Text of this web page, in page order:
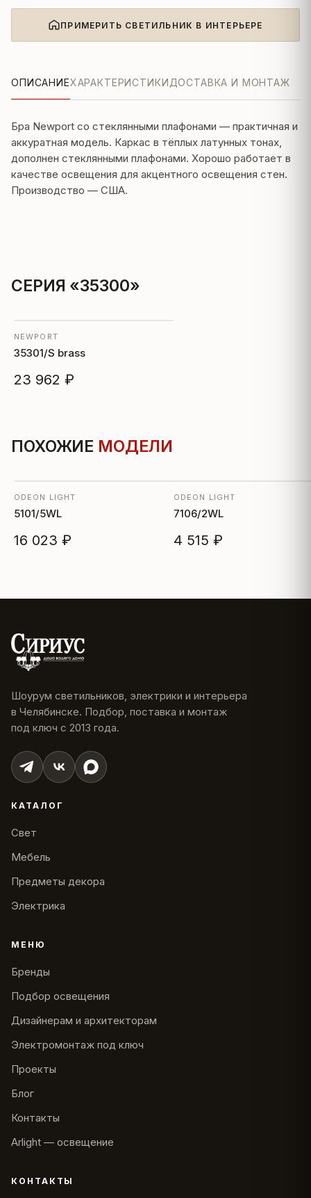
ПРИМЕРИТЬ СВЕТИЛЬНИК В ИНТЕРЬЕРЕ
ОПИСАНИЕХАРАКТЕРИСТИКИДОСТАВКА И МОНТАЖ
Бра Newport со стеклянными плафонами — практичная и
аккуратная модель. Каркас в тёплых латунных тонах,
дополнен стеклянными плафонами. Хорошо работает в
качестве освещения для акцентного освещения стен.
Производство — США.
СЕРИЯ «35300»
NEWPORT
35301/S brass
23 962 ₽
ПОХОЖИЕ МОДЕЛИ
ODEON LIGHT
5101/5WL
16 023 ₽
ODEON LIGHT
7106/2WL
4 515 ₽
Шоурум светильников, электрики и интерьера
в Челябинске. Подбор, поставка и монтаж
под ключ с 2013 года.
КАТАЛОГ
Свет
Мебель
Предметы декора
Электрика
МЕНЮ
Бренды
Подбор освещения
Дизайнерам и архитекторам
Электромонтаж под ключ
Проекты
Блог
Контакты
Arlight — освещение
КОНТАКТЫ